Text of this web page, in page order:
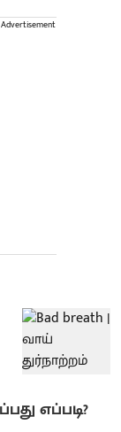
Advertisement
எப்படி?